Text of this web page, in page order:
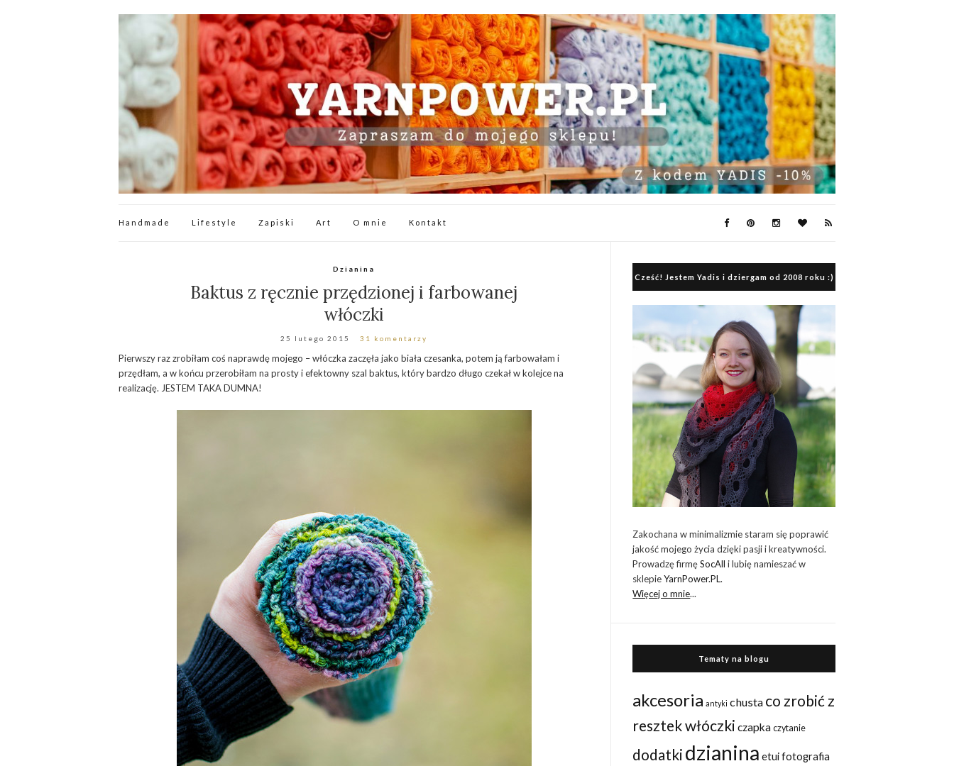
Handmade Lifestyle Zapiski Art O mnie Kontakt
Dzianina
Baktus z ręcznie przędzionej i farbowanej
włóczki
25 lutego 2015 31 komentarzy
Pierwszy raz zrobiłam coś naprawdę mojego – włóczka zaczęła jako biała czesanka, potem ją farbowałam i
przędłam, a w końcu przerobiłam na prosty i efektowny szal baktus, który bardzo długo czekał w kolejce na
realizację. JESTEM TAKA DUMNA!
Cześć! Jestem Yadis i dziergam od 2008 roku :)
Zakochana w minimalizmie staram się poprawić
jakość mojego życia dzięki pasji i kreatywności.
Prowadzę firmęSocAll i lubię namieszać w
sklepieYarnPower.PL.
Więcej o mnie...
Tematy na blogu
akcesoria antyki chusta co zrobić z
resztek włóczki czapka czytanie
dodatki dzianina etuifotografia